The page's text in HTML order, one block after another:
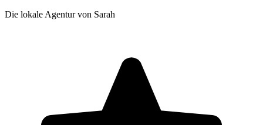
Die lokale Agentur von Sarah